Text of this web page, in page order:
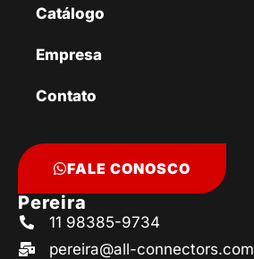
Catálogo
Empresa
Contato
FALE CONOSCO
Pereira
11 98385-9734
pereira@all-connectors.com